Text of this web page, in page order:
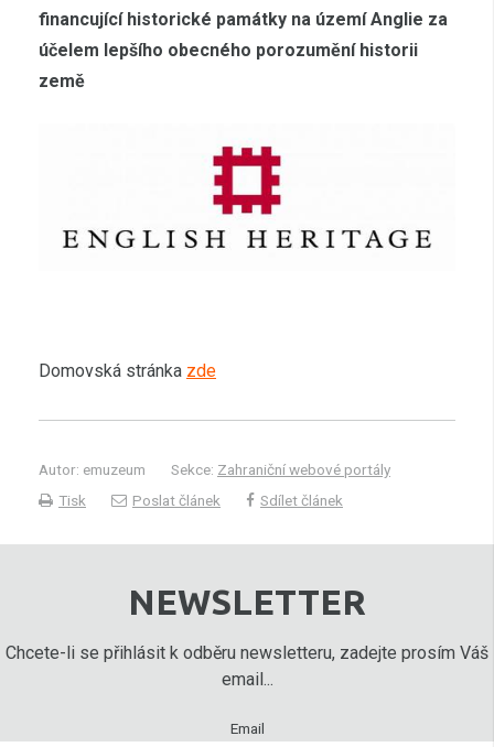
financující historické památky na území Anglie za
účelem lepšího obecného porozumění historii
země
Domovská stránka zde
Autor: emuzeum Sekce: Zahraniční webové portály
Tisk
Poslat článek Sdílet článek
NEWSLETTER
Chcete-li se přihlásit k odběru newsletteru, zadejte prosím Váš
email...
Email